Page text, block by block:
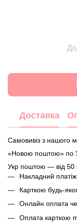
Доставка
Самовивіз з нашого
«Новою поштою» по
Укр поштою — від 50
Накладний платіж
Карткою будь-
Онлайн оплата
Оплата карткою